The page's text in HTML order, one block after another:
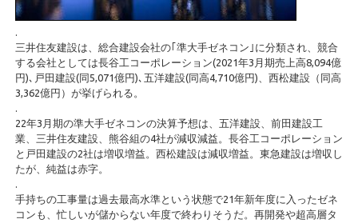
.
三井住友建設は、総合建設会社の｢準大手ゼネコン｣に分類され、競合
する会社としては長谷工コーポレーション(2021年3月期売上高8,094億
円)､戸田建設(同5,071億円)､五洋建設(同高4,710億円)、西松建設（同高
3,362億円）が挙げられる。
.
22年3月期の準大手ゼネコンの決算予想は、五洋建設、前田建設工
業、三井住友建設、熊谷組の4社が減収減益。長谷工コーポレーション
と戸田建設の2社は増収増益。西松建設は減収増益。東急建設は増収し
たが、純益は赤字。
.
手持ちの工事量は過去最高水準という状態で21年新年度に入ったゼネ
コンも、忙しいが儲からない年度で終わりそうだ。再開発や超高層タ